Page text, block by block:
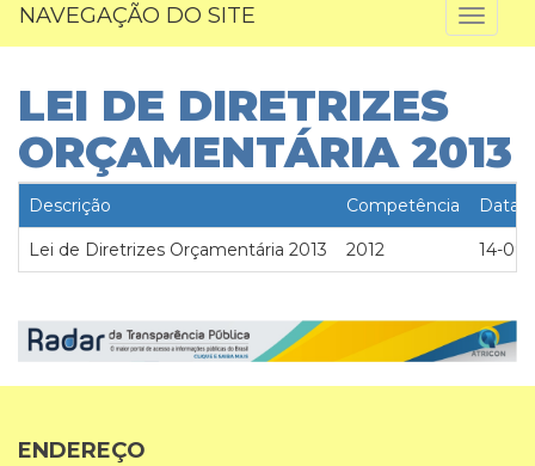
NAVEGAÇÃO DO SITE
LEI DE DIRETRIZES
ORÇAMENTÁRIA 2013
Descrição Competência Data
Lei de Diretrizes Orçamentária 2013 2012 14-09-
ENDEREÇO